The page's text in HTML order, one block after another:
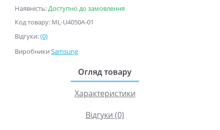
Наявність:Доступно до замовлення
Код товару: ML-U4050A-01
Відгуки:(0)
Виробники Samsung
Огляд товару
Характеристики
Відгуки (0)